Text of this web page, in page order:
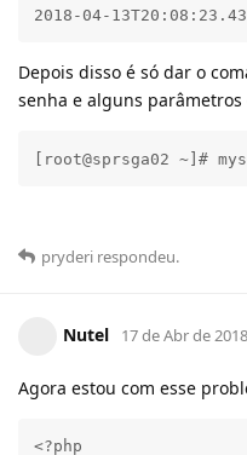
2018-04-
Depois disso é só dar o
senha e alguns
[root@sprsga02 ~]#
pryderi respondeu.
Nutel 17 de Abr de 2018
Agora estou com esse
<?php